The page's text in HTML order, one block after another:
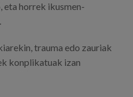
horrek ikusmen-
trauma edo zauriak
konplikatuak izan